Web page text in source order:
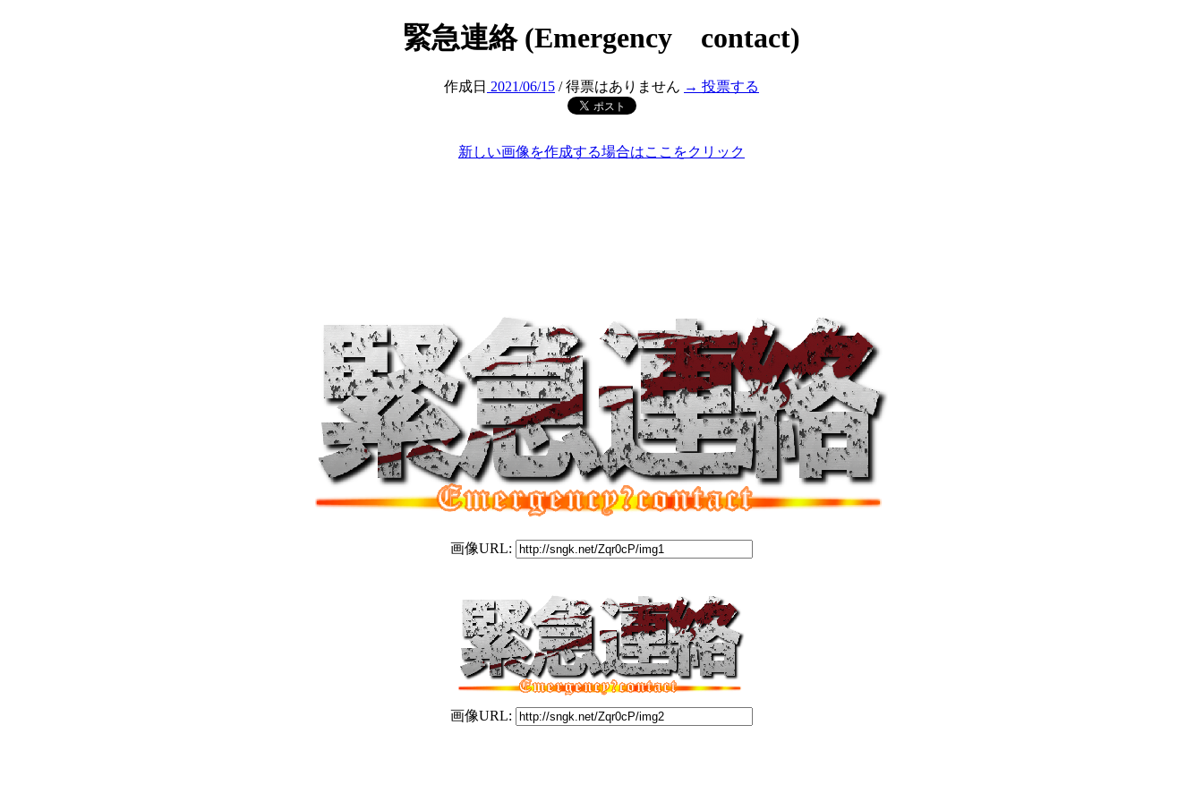
緊急連絡 (Emergency contact)
作成日 2021/06/15 / 得票はありません → 投票する
新しい画像を作成する場合はここをクリック
画像URL:
画像URL: